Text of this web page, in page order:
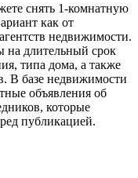
снять 1-комнатную
как от
недвижимости.
на длительный срок
типа дома, а также
В базе недвижимости
объявления об
которые
публикацией.